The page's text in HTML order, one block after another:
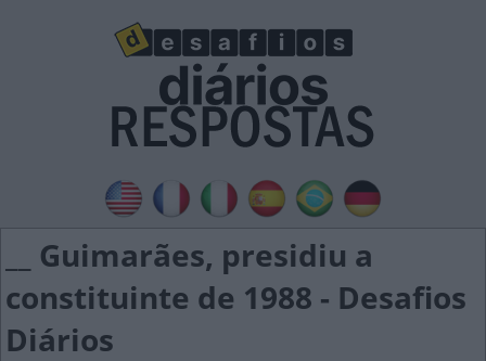
__ Guimarães, presidiu a
constituinte de 1988 - Desafios
Diários